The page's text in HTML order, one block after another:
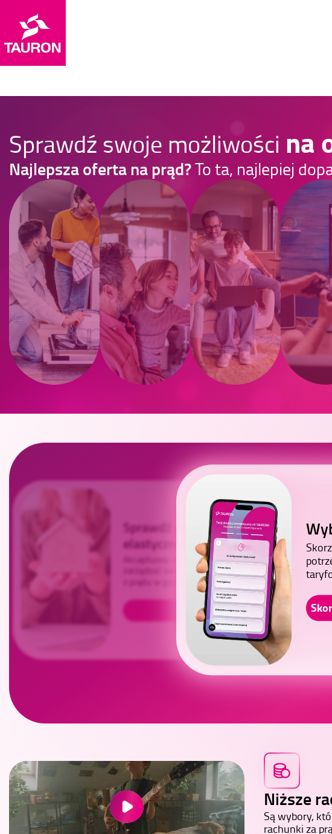
Sprawdź swoje możliwości na
Najlepsza oferta na prąd?To ta, najlepiej
G13
grupa
taryfowa
G13
grupa
taryfowa
G12w
taryfowa
G12
Sprawdź oferty
elastyczne
Akceptujesz zmienność cen prądu w czasie i chcesz
zarządzać swoim zużyciem? Wybierz oferty
z prądu w godzinach, kiedy jest najtańszy.
Sprawdź
Niższe
Są wybory,
rachunki za